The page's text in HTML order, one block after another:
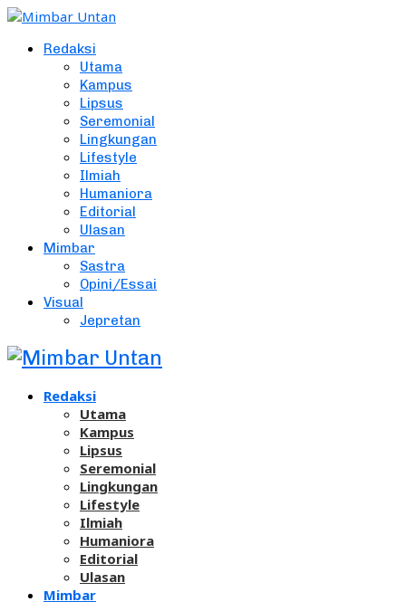
Redaksi
Utama
Kampus
Lipsus
Seremonial
Lingkungan
Lifestyle
Ilmiah
Humaniora
Editorial
Ulasan
Mimbar
Sastra
Opini/Essai
Visual
Jepretan
Redaksi
Utama
Kampus
Lipsus
Seremonial
Lingkungan
Lifestyle
Ilmiah
Humaniora
Editorial
Ulasan
Mimbar